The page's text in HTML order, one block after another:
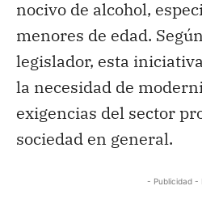
nocivo de alcohol,
menores de edad.
legislador, esta
la necesidad de
exigencias del sector
sociedad en general.
- Publicidad -